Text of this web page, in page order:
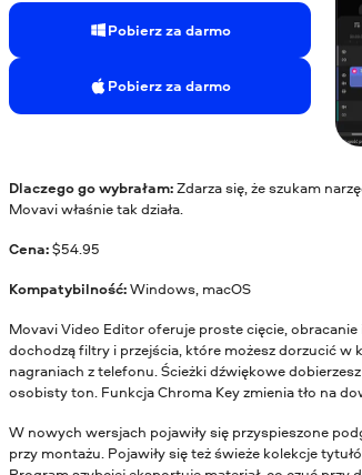
Pobierz za darmo
Pobierz za darmo
Dlaczego go wybrałam:Zdarza się, że szukam
Movavi właśnie tak działa.
Cena:$54.95
Kompatybilność:Windows, macOS
Movavi Video Editor oferuje proste cięcie,
dochodzą filtry i przejścia, które możesz dorzucić w
nagraniach z telefonu. Ścieżki dźwiękowe
osobisty ton. Funkcja Chroma Key zmienia tło na
W nowych wersjach pojawiły się przyspieszone
przy montażu. Pojawiły się też świeże kolekcje